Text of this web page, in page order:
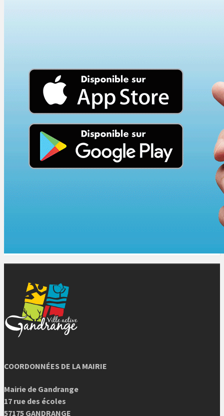
COORDONNÉES DE LA MAIRIE
Mairie de Gandrange
17 rue des écoles
57175 GANDRANGE